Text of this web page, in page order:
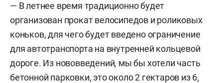
— В летнее время традиционно будет
организован прокат велосипедов и роликовых
коньков, для чего будет введено ограничение
для автотранспорта на внутренней кольцевой
дороге. Из нововведений, мы бы хотели часть
бетонной парковки, это около 2 гектаров из 6,